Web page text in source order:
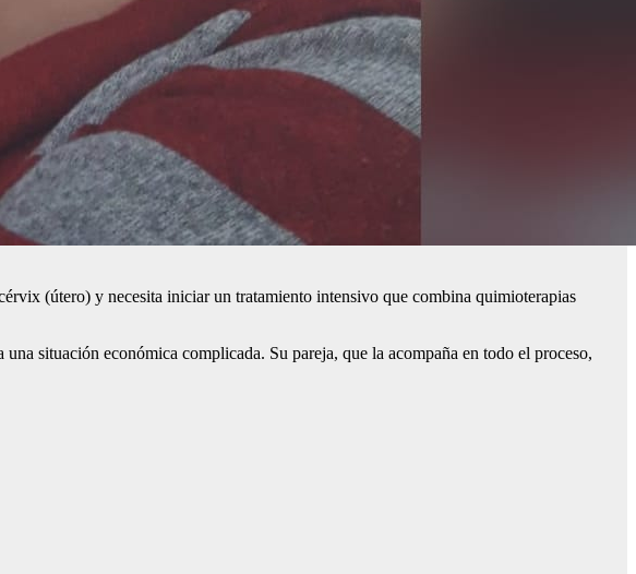
(útero) y necesita iniciar un tratamiento intensivo que combina quimioterapias
situación económica complicada. Su pareja, que la acompaña en todo el proceso,